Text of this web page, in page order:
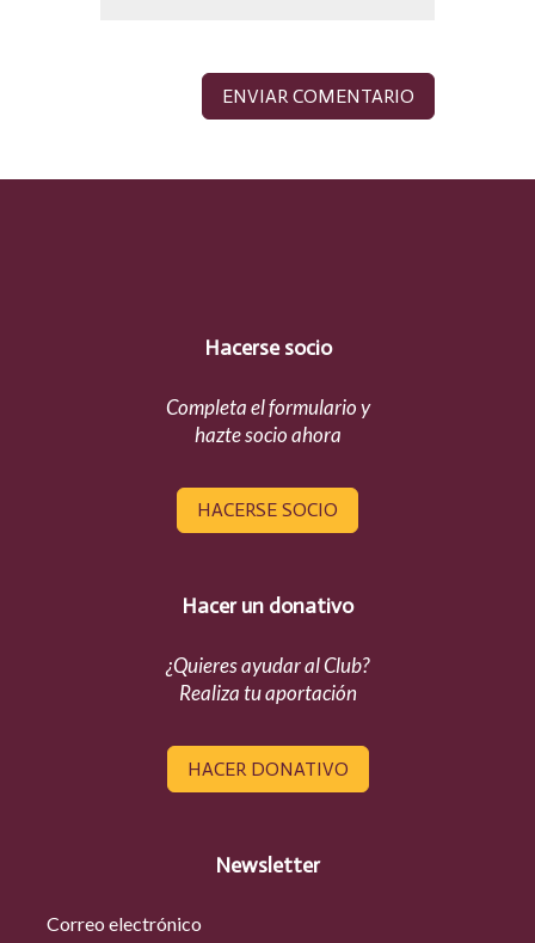
Hacerse socio
Completa el formulario y
hazte socio ahora
HACERSE SOCIO
Hacer un donativo
¿Quieres ayudar al Club?
Realiza tu aportación
HACER DONATIVO
Newsletter